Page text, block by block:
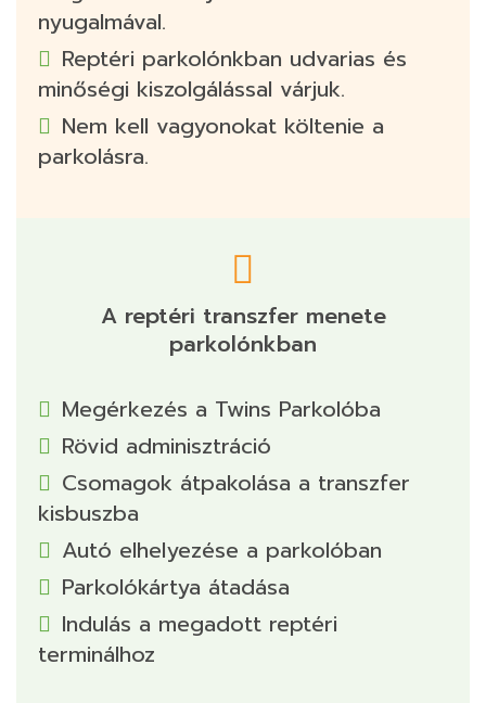
nyugalmával.
Reptéri parkolónkban udvarias és
minőségi kiszolgálással várjuk.
Nem kell vagyonokat költenie a
parkolásra.
A reptéri transzfer menete
parkolónkban
Megérkezés a Twins Parkolóba
Rövid adminisztráció
Csomagok átpakolása a transzfer
kisbuszba
Autó elhelyezése a parkolóban
Parkolókártya átadása
Indulás a megadott reptéri
terminálhoz